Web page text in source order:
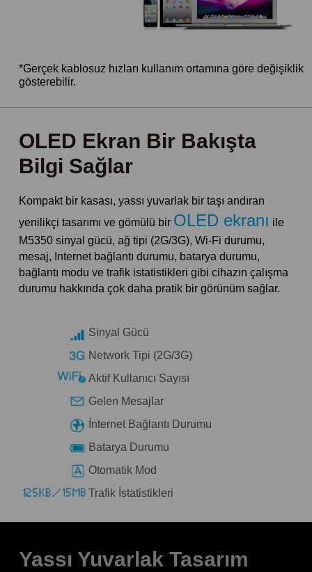
*Gerçek kablosuz hızları kullanım ortamına göre değişiklik
gösterebilir.
OLED Ekran Bir Bakışta
Bilgi Sağlar
Kompakt bir kasası, yassı yuvarlak bir taşı andıran
yenilikçi tasarımı ve gömülü bir OLED ekranı ile
M5350 sinyal gücü, ağ tipi (2G/3G), Wi-Fi durumu,
mesaj, Internet bağlantı durumu, batarya durumu,
bağlantı modu ve trafik istatistikleri gibi cihazın çalışma
durumu hakkında çok daha pratik bir görünüm sağlar.
Sinyal Gücü
Network Tipi (2G/3G)
Aktif Kullanıcı Sayısı
Gelen Mesajlar
İnternet Bağlantı Durumu
Batarya Durumu
Otomatik Mod
Trafik İstatistikleri
Yassı Yuvarlak Tasarım